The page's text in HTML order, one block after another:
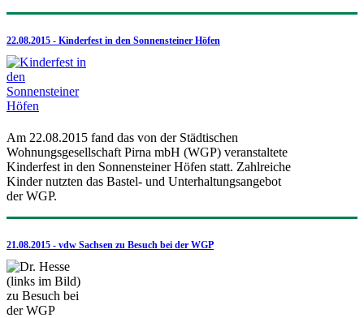
22.08.2015 - Kinderfest in den Sonnensteiner Höfen
Am 22.08.2015 fand das von der Städtischen
Wohnungsgesellschaft Pirna mbH (WGP) veranstaltete
Kinderfest in den Sonnensteiner Höfen statt. Zahlreiche
Kinder nutzten das Bastel- und Unterhaltungsangebot
der WGP.
21.08.2015 - vdw Sachsen zu Besuch bei der WGP